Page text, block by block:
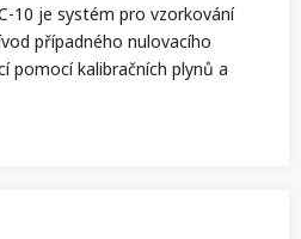
10 je systém pro vzorkování
případného nulovacího
pomocí kalibračních plynů a